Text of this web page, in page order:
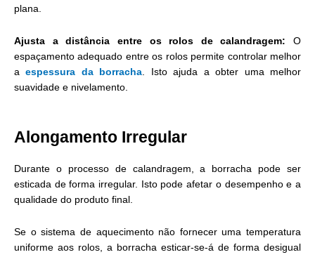
plana.
Ajusta a distância entre os rolos de calandragem: O
espaçamento adequado entre os rolos permite controlar melhor
aespessura da borracha. Isto ajuda a obter uma melhor
suavidade e nivelamento.
Alongamento Irregular
Durante o processo de calandragem, a borracha pode ser
esticada de forma irregular. Isto pode afetar o desempenho e a
qualidade do produto final.
Se o sistema de aquecimento não fornecer uma temperatura
uniforme aos rolos, a borracha esticar-se-á de forma desigual